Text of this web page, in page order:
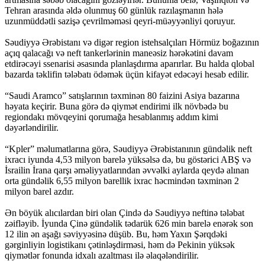
Tehran arasında əldə olunmuş 60 günlük razılaşmanın hələ
uzunmüddətli sazişə çevrilməməsi qeyri-müəyyənliyi qoruyur.
Səudiyyə Ərəbistanı və digər region istehsalçıları Hörmüz boğazının
açıq qalacağı və neft tankerlərinin maneəsiz hərəkətini davam
etdirəcəyi ssenarisi əsasında planlaşdırma aparırlar. Bu halda qlobal
bazarda təklifin tələbatı ödəmək üçün kifayət edəcəyi hesab edilir.
“Saudi Aramco” satışlarının təxminən 80 faizini Asiya bazarına
həyata keçirir. Buna görə də qiymət endirimi ilk növbədə bu
regiondakı mövqeyini qorumağa hesablanmış addım kimi
dəyərləndirilir.
“Kpler” məlumatlarına görə, Səudiyyə Ərəbistanının gündəlik neft
ixracı iyunda 4,53 milyon barelə yüksəlsə də, bu göstərici ABŞ və
İsrailin İrana qarşı əməliyyatlarından əvvəlki aylarda qeydə alınan
orta gündəlik 6,55 milyon barellik ixrac həcmindən təxminən 2
milyon barel azdır.
Ən böyük alıcılardan biri olan Çində də Səudiyyə neftinə tələbat
zəifləyib. İyunda Çinə gündəlik tədarük 626 min barelə enərək son
12 ilin ən aşağı səviyyəsinə düşüb. Bu, həm Yaxın Şərqdəki
gərginliyin logistikanı çətinləşdirməsi, həm də Pekinin yüksək
qiymətlər fonunda idxalı azaltması ilə əlaqələndirilir.